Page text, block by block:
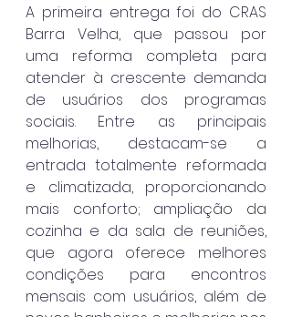
A primeira entrega foi do CRAS
Barra Velha, que passou por
uma reforma completa para
atender à crescente demanda
de usuários dos programas
sociais. Entre as principais
melhorias, destacam-se a
entrada totalmente reformada
e climatizada, proporcionando
mais conforto; ampliação da
cozinha e da sala de reuniões,
que agora oferece melhores
condições para encontros
mensais com usuários, além de